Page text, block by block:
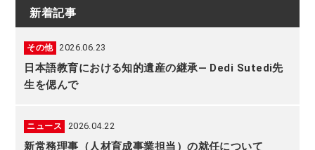
新着記事
その他 2026.06.23
日本語教育における知的遺産の継承― Dedi Sutedi先
生を偲んで
ニュース 2026.04.22
新常務理事（人材育成事業担当）の就任について